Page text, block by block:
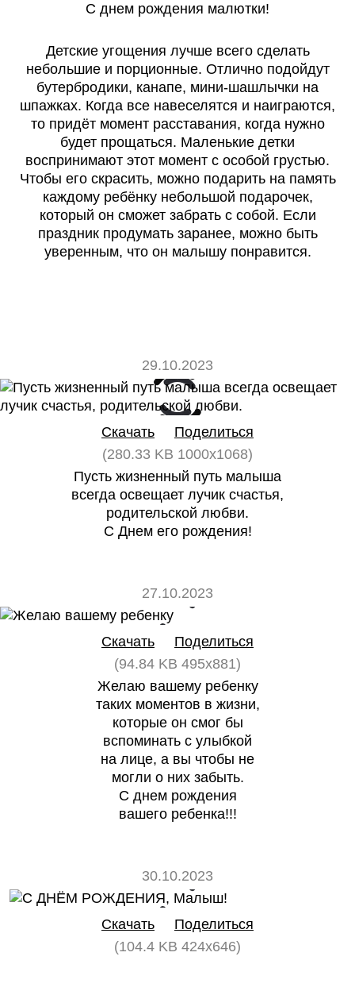
С днем рождения малютки!
Детские угощения лучше всего сделать
небольшие и порционные. Отлично подойдут
бутербродики, канапе, мини-шашлычки на
шпажках. Когда все навеселятся и наиграются,
то придёт момент расставания, когда нужно
будет прощаться. Маленькие детки
воспринимают этот момент с особой грустью.
Чтобы его скрасить, можно подарить на память
каждому ребёнку небольшой подарочек,
который он сможет забрать с собой. Если
праздник продумать заранее, можно быть
уверенным, что он малышу понравится.
29.10.2023
0 0
Скачать
Поделиться
(280.33 KB 1000x1068)
Пусть жизненный путь малыша
всегда освещает лучик счастья,
родительской любви.
С Днем его рождения!
27.10.2023
0
Скачать
Поделиться
(94.84 KB 495x881)
Желаю вашему ребенку
таких моментов в жизни,
которые он смог бы
вспоминать с улыбкой
на лице, а вы чтобы не
могли о них забыть.
С днем рождения
вашего ребенка!!!
30.10.2023
0 0
Скачать
Поделиться
(104.4 KB 424x646)